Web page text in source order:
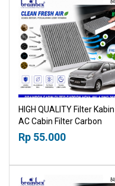
HIGH QUALITY Filter Kabin
AC Cabin Filter Carbon
Toyota Agya Daihatsu Ayla
2012-2022 18518030
Rp 55.000